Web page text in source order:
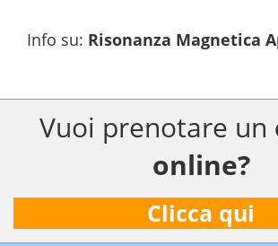
Info su: Risonanza Magnetica
Vuoi prenotare un
online?
Clicca qui